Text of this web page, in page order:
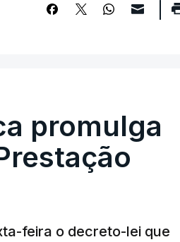
promulga
feira o decreto-lei que